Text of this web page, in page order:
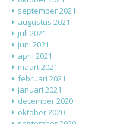
september 2021
augustus 2021
juli 2021
juni 2021
april 2021
maart 2021
februari 2021
januari 2021
december 2020
oktober 2020